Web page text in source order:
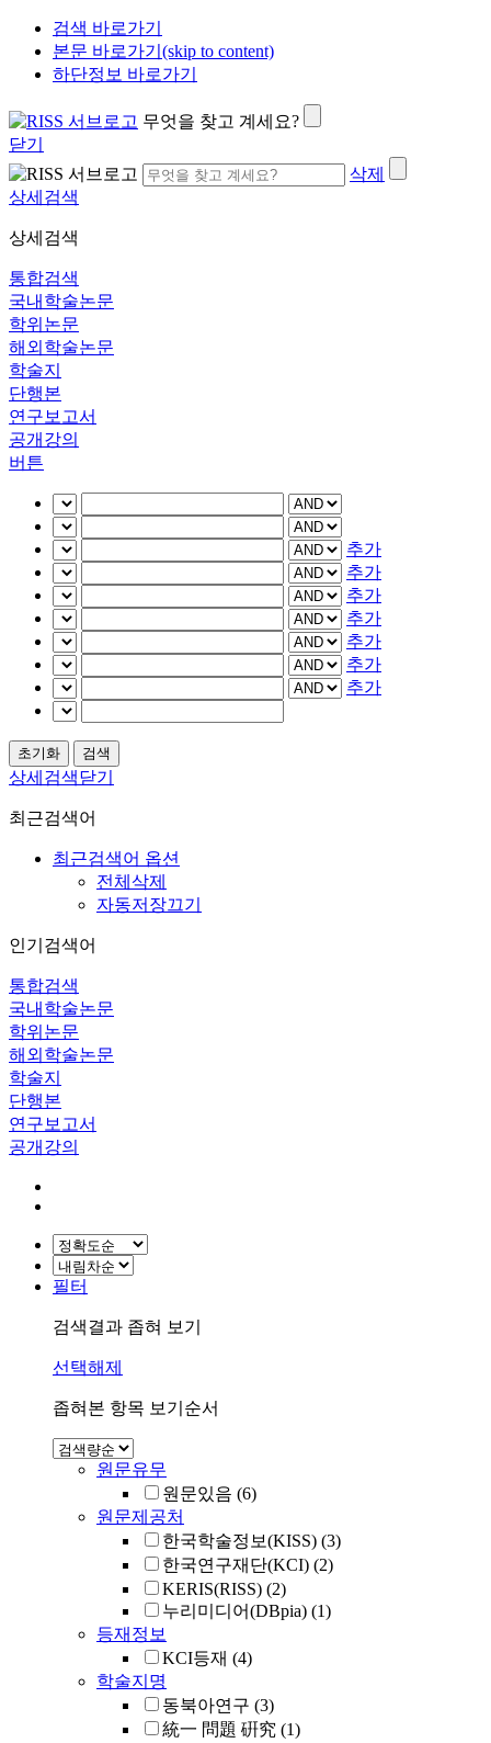
검색 바로가기
본문 바로가기(skip to content)
하단정보 바로가기
무엇을 찾고 계세요?
닫기
삭제
상세검색
상세검색
통합검색
국내학술논문
학위논문
해외학술논문
학술지
단행본
연구보고서
공개강의
버튼
추가
추가
추가
추가
추가
추가
추가
상세검색닫기
최근검색어
최근검색어 옵션
전체삭제
자동저장끄기
인기검색어
통합검색
국내학술논문
학위논문
해외학술논문
학술지
단행본
연구보고서
공개강의
필터
검색결과 좁혀 보기
선택해제
좁혀본 항목 보기순서
원문유무
원문있음 (6)
원문제공처
한국학술정보(KISS) (3)
한국연구재단(KCI) (2)
KERIS(RISS) (2)
누리미디어(DBpia) (1)
등재정보
KCI등재 (4)
학술지명
동북아연구 (3)
統一 問題 硏究 (1)